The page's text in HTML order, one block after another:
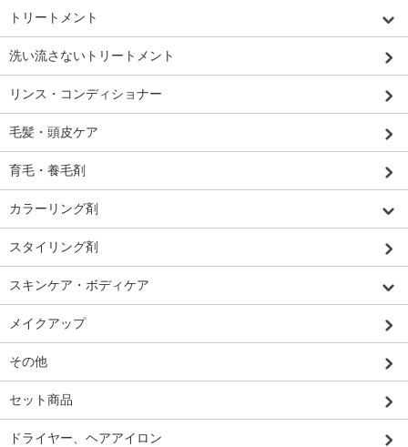
トリートメント
洗い流さないトリートメント
リンス・コンディショナー
毛髪・頭皮ケア
育毛・養毛剤
カラーリング剤
スタイリング剤
スキンケア・ボディケア
メイクアップ
その他
セット商品
ドライヤー、ヘアアイロン